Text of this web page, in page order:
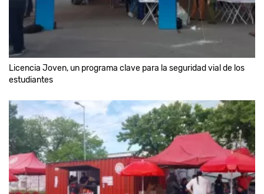
Licencia Joven, un programa clave para la seguridad vial de los
estudiantes